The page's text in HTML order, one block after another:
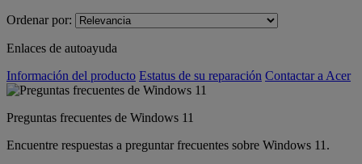
Ordenar por:
Enlaces de autoayuda
Información del producto Estatus de su reparación Contactar a Acer
Preguntas frecuentes de Windows 11
Encuentre respuestas a preguntar frecuentes sobre Windows 11.